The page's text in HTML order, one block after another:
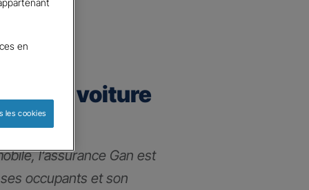
voiture
l’assurance Gan est
occupants et son
en
les cookies